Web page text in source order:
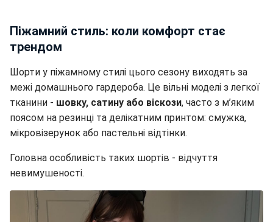
Піжамний стиль: коли комфорт стає
трендом
Шорти у піжамному стилі цього сезону виходять за
межі домашнього гардероба. Це вільні моделі з легкої
тканини - шовку, сатину або віскози, часто з м’яким
поясом на резинці та делікатним принтом: смужка,
мікровізерунок або пастельні відтінки.
Головна особливість таких шортів - відчуття
невимушеності.